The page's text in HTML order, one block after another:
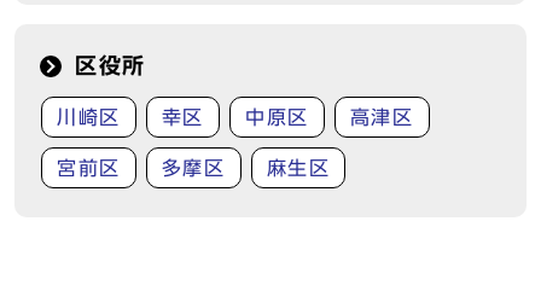
区役所
川崎区 幸区 中原区 高津区
宮前区 多摩区 麻生区